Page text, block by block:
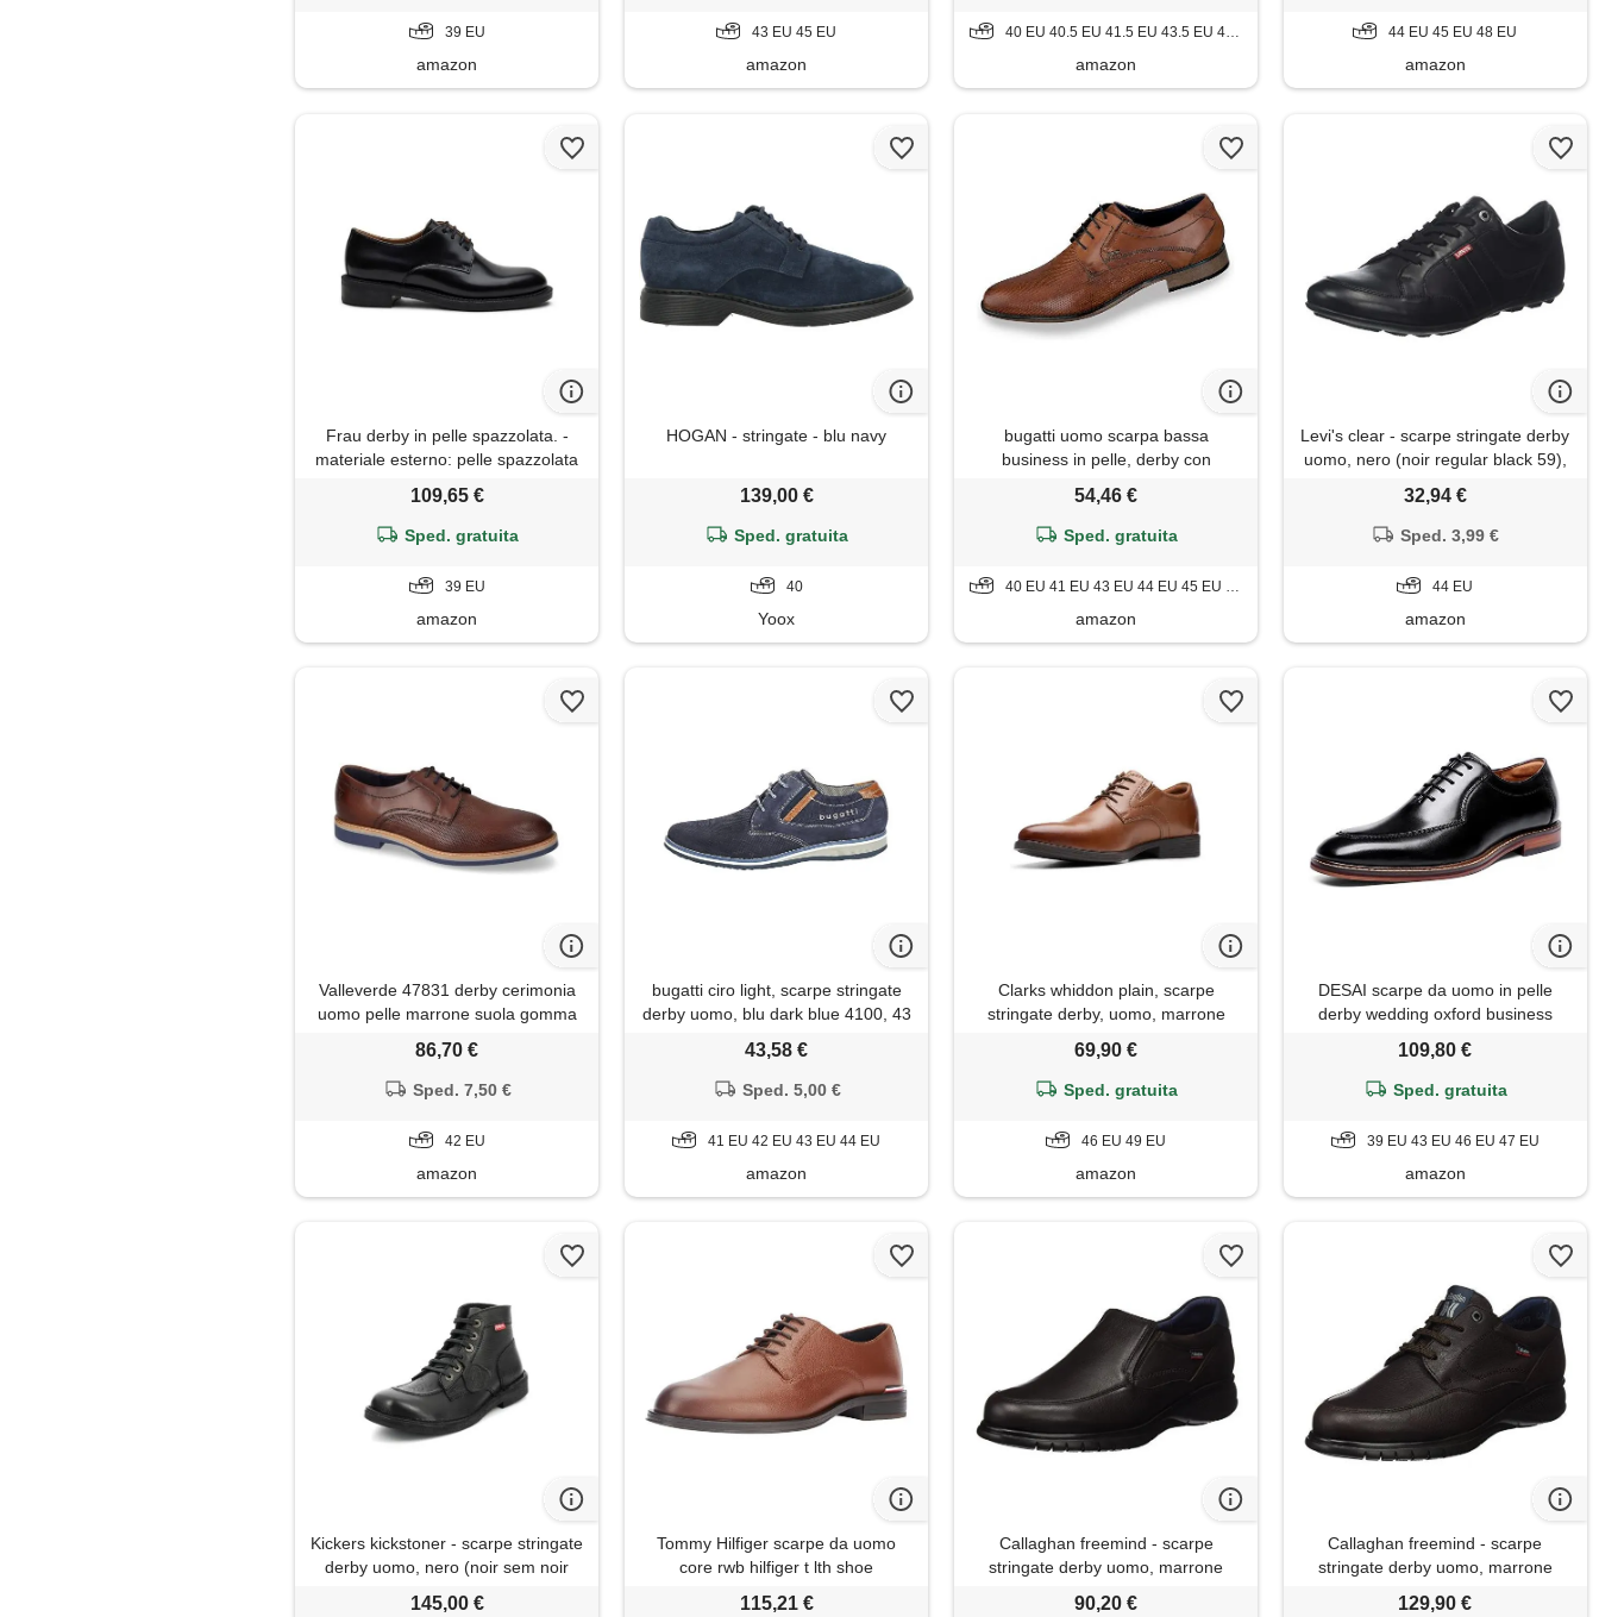
39 EU
amazon
43 EU 45 EU
amazon
40 EU 40.5 EU 41.5 EU 43.5 EU 44 EU 45 EU 46 EU 46.5 EU 47 EU 47.5 EU
amazon
44 EU 45 EU 48 EU
amazon
Frau derby in pelle spazzolata. -
materiale esterno: pelle spazzolata
fondo: gomma made in italy nero
nero
109,65 €
Sped. gratuita
39 EU
amazon
HOGAN - stringate - blu navy
139,00 €
Sped. gratuita
40
Yoox
bugatti uomo scarpa bassa
business in pelle, derby con
marrone, 43 eu
54,46 €
Sped. gratuita
40 EU 41 EU 43 EU 44 EU 45 EU 46 EU
amazon
Levi's clear - scarpe stringate derby
uomo, nero (noir regular black 59),
32,94 €
Sped. 3,99 €
44 EU
amazon
Valleverde 47831 derby cerimonia
uomo pelle marrone suola gomma
86,70 €
Sped. 7,50 €
42 EU
amazon
bugatti ciro light, scarpe stringate
derby uomo, blu dark blue 4100, 43
43,58 €
Sped. 5,00 €
41 EU 42 EU 43 EU 44 EU
amazon
Clarks whiddon plain, scarpe
stringate derby, uomo, marrone
69,90 €
Sped. gratuita
46 EU 49 EU
amazon
DESAI scarpe da uomo in pelle
derby wedding oxford business
109,80 €
Sped. gratuita
39 EU 43 EU 46 EU 47 EU
amazon
Kickers kickstoner - scarpe stringate
derby uomo, nero (noir sem noir
perm 82), 41 eu
145,00 €
Tommy Hilfiger scarpe da uomo
core rwb hilfiger t lth shoe
fm0fm04901 derby, marrone
115,21 €
Callaghan freemind - scarpe
stringate derby uomo, marrone
(marron 1), 45 eu
90,20 €
Callaghan freemind - scarpe
stringate derby uomo, marrone
(marron 3), 44 eu
129,90 €